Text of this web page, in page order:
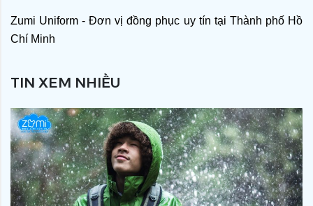
TIN XEM NHIỀU
Zumi Uniform - Đơn vị đồng phục uy tín tại Thành phố Hồ
Chí Minh